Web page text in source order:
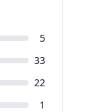
5
33
22
1